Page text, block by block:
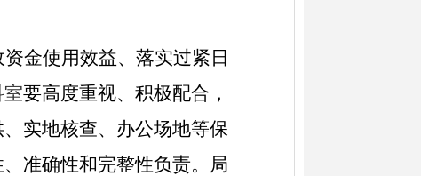
金使用效益、落实过紧日
要高度重视、积极配合，
实地核查、办公场地等保
准确性和完整性负责。局